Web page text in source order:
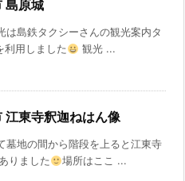
島原城
は島鉄タクシーさんの観光案内タ
利用しました
観光 ...
江東寺釈迦ねはん像
墓地の間から階段を上ると江東寺
りました
場所はここ ...